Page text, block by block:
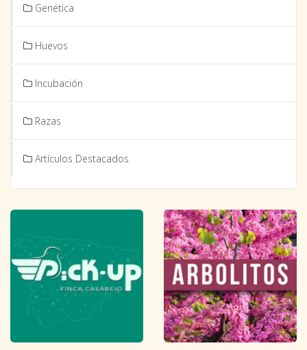
Genética
Huevos
Incubación
Razas
Artículos Destacados